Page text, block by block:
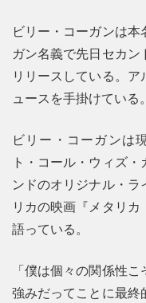
ビリー・コーガンは
ガン名義で先日セカ
リリースしている。
ュースを手掛けている。
ビリー・コーガンは
ト・コール・ウィズ
ンドのオリジナル・
リカの映画『メタリ
語っている。
「僕は個々の関係性
強みだってことに最終